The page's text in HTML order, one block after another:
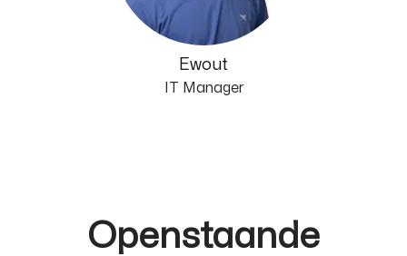
Ewout
IT Manager
Openstaande